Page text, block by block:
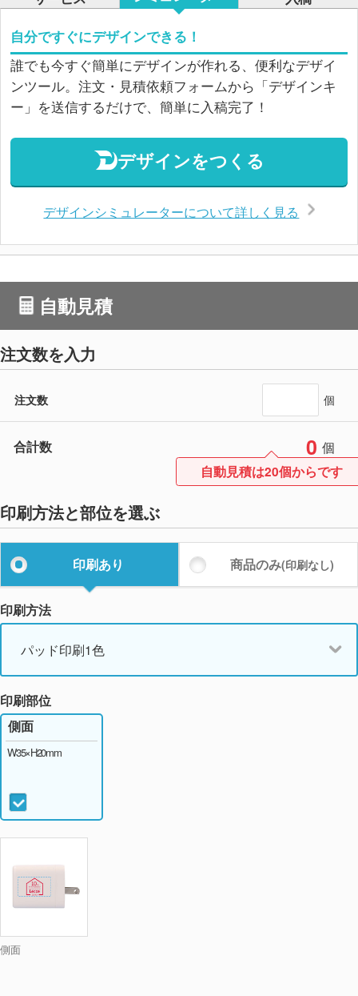
自分ですぐにデザインできる！
誰でも今すぐ簡単にデザインが作れる、便利なデザイ
ンツール。注文・見積依頼フォームから「デザインキ
ー」を送信するだけで、簡単に入稿完了！
デザインをつくる
デザインシミュレーターについて詳しく見る
自動見積
注文数を入力
注文数 個
合計数 0 個
自動見積は20個からです
印刷方法と部位を選ぶ
印刷あり 商品のみ(印刷なし)
印刷方法
パッド印刷1色
印刷部位
側面
側面
W35×H20mm